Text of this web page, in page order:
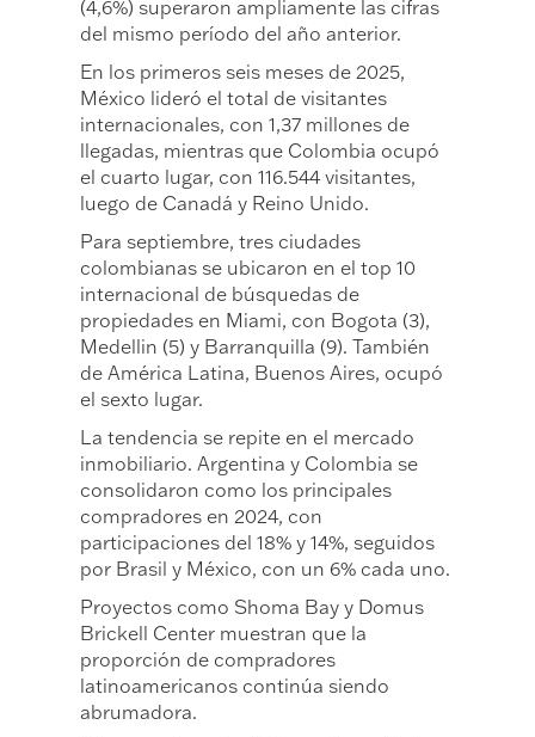
(4,6%) superaron ampliamente las cifras
del mismo período del año anterior.
En los primeros seis meses de 2025,
México lideró el total de visitantes
internacionales, con 1,37 millones de
llegadas, mientras que Colombia ocupó
el cuarto lugar, con 116.544 visitantes,
luego de Canadá y Reino Unido.
Para septiembre, tres ciudades
colombianas se ubicaron en el top 10
internacional de búsquedas de
propiedades en Miami, con Bogota (3),
Medellin (5) y Barranquilla (9). También
de América Latina, Buenos Aires, ocupó
el sexto lugar.
La tendencia se repite en el mercado
inmobiliario. Argentina y Colombia se
consolidaron como los principales
compradores en 2024, con
participaciones del 18% y 14%, seguidos
por Brasil y México, con un 6% cada uno.
Proyectos como Shoma Bay y Domus
Brickell Center muestran que la
proporción de compradores
latinoamericanos continúa siendo
abrumadora.